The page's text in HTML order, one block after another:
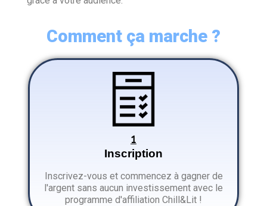
Comment ça marche ?
1
Inscription
Inscrivez-vous et commencez à gagner de
l'argent sans aucun investissement avec le
programme d'affiliation Chill&Lit !